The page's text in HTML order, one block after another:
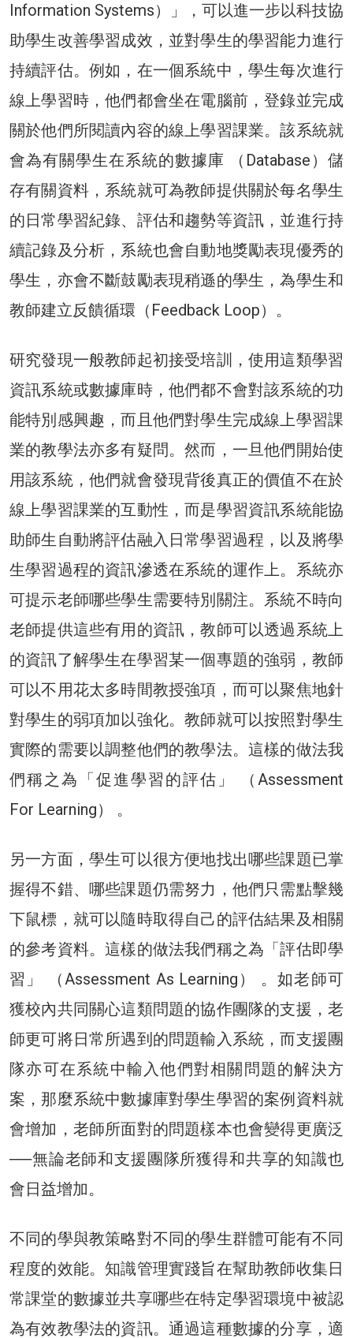
Information Systems）」，可以進一步以科技協
助學生改善學習成效，並對學生的學習能力進行
持續評估。例如，在一個系統中，學生每次進行
線上學習時，他們都會坐在電腦前，登錄並完成
關於他們所閱讀內容的線上學習課業。該系統就
會為有關學生在系統的數據庫 （Database）儲
存有關資料，系統就可為教師提供關於每名學生
的日常學習紀錄、評估和趨勢等資訊，並進行持
續記錄及分析，系統也會自動地獎勵表現優秀的
學生，亦會不斷鼓勵表現稍遜的學生，為學生和
教師建立反饋循環（Feedback Loop）。
研究發現一般教師起初接受培訓，使用這類學習
資訊系統或數據庫時，他們都不會對該系統的功
能特別感興趣，而且他們對學生完成線上學習課
業的教學法亦多有疑問。然而，一旦他們開始使
用該系統，他們就會發現背後真正的價值不在於
線上學習課業的互動性，而是學習資訊系統能協
助師生自動將評估融入日常學習過程，以及將學
生學習過程的資訊滲透在系統的運作上。系統亦
可提示老師哪些學生需要特別關注。系統不時向
老師提供這些有用的資訊，教師可以透過系統上
的資訊了解學生在學習某一個專題的強弱，教師
可以不用花太多時間教授強項，而可以聚焦地針
對學生的弱項加以強化。教師就可以按照對學生
實際的需要以調整他們的教學法。這樣的做法我
們稱之為「促進學習的評估」 （Assessment
For Learning） 。
另一方面，學生可以很方便地找出哪些課題已掌
握得不錯、哪些課題仍需努力，他們只需點擊幾
下鼠標，就可以隨時取得自己的評估結果及相關
的參考資料。這樣的做法我們稱之為「評估即學
習」 （Assessment As Learning） 。如老師可
獲校內共同關心這類問題的協作團隊的支援，老
師更可將日常所遇到的問題輸入系統，而支援團
隊亦可在系統中輸入他們對相關問題的解決方
案，那麼系統中數據庫對學生學習的案例資料就
會增加，老師所面對的問題樣本也會變得更廣泛
──無論老師和支援團隊所獲得和共享的知識也
會日益增加。
不同的學與教策略對不同的學生群體可能有不同
程度的效能。知識管理實踐旨在幫助教師收集日
常課堂的數據並共享哪些在特定學習環境中被認
為有效教學法的資訊。通過這種數據的分享，適